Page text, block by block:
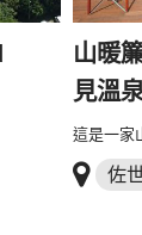
山暖
見溫
這是一家
佐